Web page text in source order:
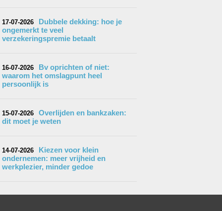
17-07-2026
Dubbele dekking: hoe je
ongemerkt te veel
verzekeringspremie betaalt
16-07-2026
Bv oprichten of niet:
waarom het omslagpunt heel
persoonlijk is
15-07-2026
Overlijden en bankzaken:
dit moet je weten
14-07-2026
Kiezen voor klein
ondernemen: meer vrijheid en
werkplezier, minder gedoe